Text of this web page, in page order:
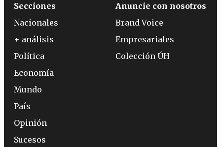
Secciones
Nacionales
+ análisis
Política
Economía
Mundo
País
Opinión
Sucesos
Anuncie con nosotros
Brand Voice
Empresariales
Colección ÚH